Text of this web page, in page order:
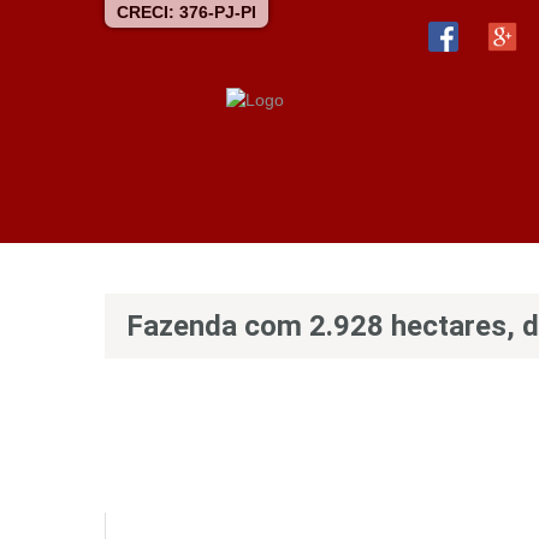
CRECI: 376-PJ-PI
Fazenda com 2.928 hectares,